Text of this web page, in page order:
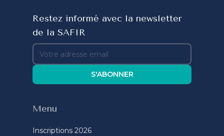
Restez informé avec la newsletter
de la SAFIR
S'ABONNER
Menu
Inscriptions 2026